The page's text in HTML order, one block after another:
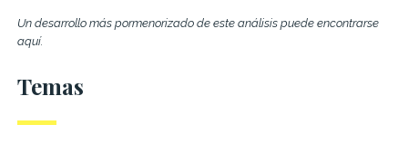
Un desarrollo más pormenorizado de este análisis puede encontrarse
aquí.
Temas